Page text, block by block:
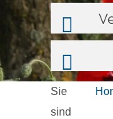
Sie
sind